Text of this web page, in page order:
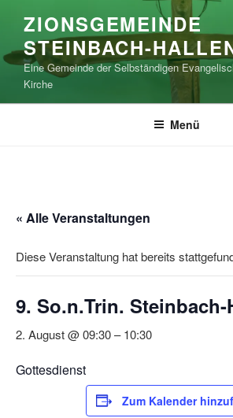
Inhalt
springen
ZIONSGEMEINDE
STEINBACH-
Eine Gemeinde der Selbständigen
Kirche
Menü
« Alle Veranstaltungen
Diese Veranstaltung hat bereits
9. So.n.Trin. Steinbach-
2. August @ 09:30–10:30
Gottesdienst
Zum Kalender